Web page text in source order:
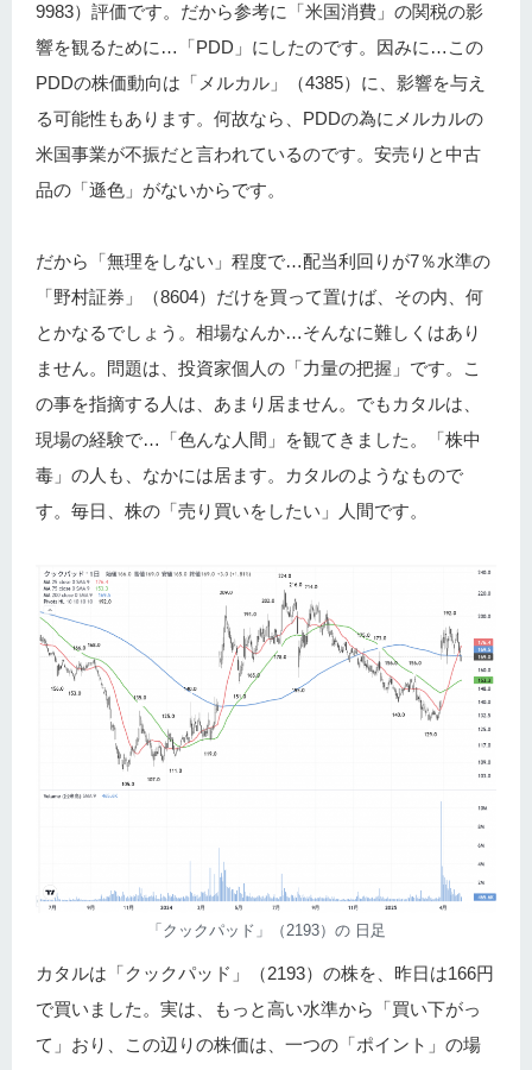
9983）評価です。だから参考に「米国消費」の関税の影
響を観るために…「PDD」にしたのです。因みに…この
PDDの株価動向は「メルカル」（4385）に、影響を与え
る可能性もあります。何故なら、PDDの為にメルカルの
米国事業が不振だと言われているのです。安売りと中古
品の「遜色」がないからです。
だから「無理をしない」程度で…配当利回りが7％水準の
「野村証券」（8604）だけを買って置けば、その内、何
とかなるでしょう。相場なんか…そんなに難しくはあり
ません。問題は、投資家個人の「力量の把握」です。こ
の事を指摘する人は、あまり居ません。でもカタルは、
現場の経験で…「色んな人間」を観てきました。「株中
毒」の人も、なかには居ます。カタルのようなもので
す。毎日、株の「売り買いをしたい」人間です。
「クックパッド」（2193）の 日足
カタルは「クックパッド」（2193）の株を、昨日は166円
で買いました。実は、もっと高い水準から「買い下がっ
て」おり、この辺りの株価は、一つの「ポイント」の場